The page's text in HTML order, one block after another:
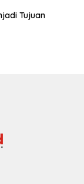
Tujuan